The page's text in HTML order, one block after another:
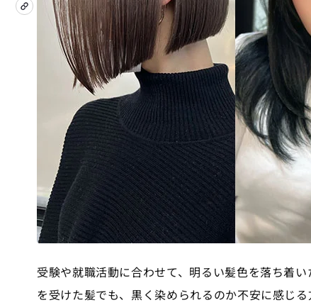
受験や就職活動に合わせて、明るい髪色を落ち着
を受けた髪でも、黒く染められるのか不安に感じ